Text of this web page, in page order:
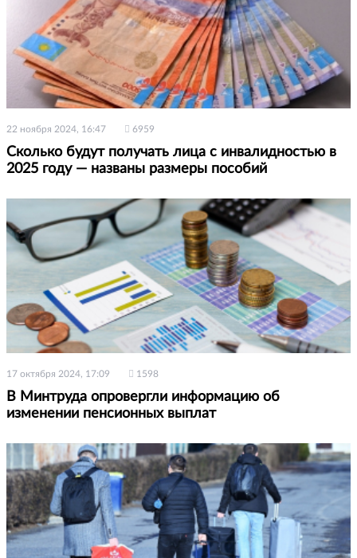
22 ноября 2024, 16:47 6959
Сколько будут получать лица с инвалидностью в
2025 году — названы размеры пособий
17 октября 2024, 17:09 1598
В Минтруда опровергли информацию об
изменении пенсионных выплат